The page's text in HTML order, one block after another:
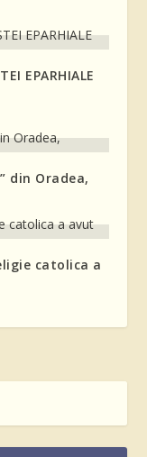
EPARHIALE
din Oradea,
catolica a